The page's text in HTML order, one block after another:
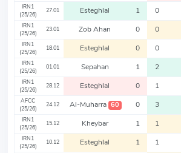
IRN1
(25/26)
27.01 Esteghlal 1 0
IRN1
(25/26)
23.01 Zob Ahan 0 0
IRN1
(25/26)
18.01 Esteghlal 0 0
IRN1
(25/26)
01.01 Sepahan 1 2
IRN1
(25/26)
28.12 Esteghlal 0 1
AFCC
(25/26)
24.12 Al-Muharra 60 0 3
IRN1
(25/26)
15.12 Kheybar 1 1
IRN1
(25/26)
10.12 Esteghlal 1 1